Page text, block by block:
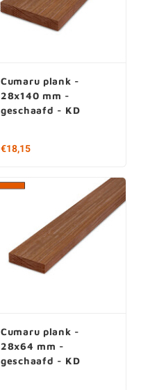
Cumaru plank -
28x140 mm -
geschaafd - KD
€18,15
Cumaru plank -
28x64 mm -
geschaafd - KD